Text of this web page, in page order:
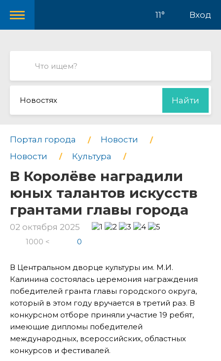
11° Вход
Новостях Найти
Портал города
Новости
Новости
Культура
В Королёве наградили
юных талантов искусств
грантами главы города
02 октября 2025
1000 < 0
В Центральном дворце культуры им. М.И.
Калинина состоялась церемония награждения
победителей гранта главы городского округа,
который в этом году вручается в третий раз. В
конкурсном отборе приняли участие 19 ребят,
имеющие дипломы победителей
международных, всероссийских, областных
конкурсов и фестивалей.